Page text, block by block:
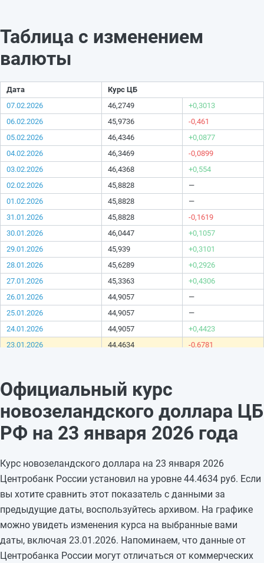
Таблица с изменением
валюты
Дата
Курс ЦБ
07.02.2026
46,2749
+0,3013
06.02.2026
45,9736
-0,461
05.02.2026
46,4346
+0,0877
04.02.2026
46,3469
-0,0899
03.02.2026
46,4368
+0,554
02.02.2026
45,8828
—
01.02.2026
45,8828
—
31.01.2026
45,8828
-0,1619
30.01.2026
46,0447
+0,1057
29.01.2026
45,939
+0,3101
28.01.2026
45,6289
+0,2926
27.01.2026
45,3363
+0,4306
26.01.2026
44,9057
—
25.01.2026
44,9057
—
24.01.2026
44,9057
+0,4423
23.01.2026
44,4634
-0,6781
20.01.2026
44,8279
19.01.2026
44,7114
—
18.01.2026
—
17.01.2026
44,7114
-0,3913
45,2775
-0,4031
11.01.2026
45,6806
—
10.01.2026
45,6806
—
Официальный курс
новозеландского доллара ЦБ
РФ на 23 января 2026 года
Курс новозеландского доллара на 23 января 2026
Центробанк России установил на уровне 44.4634 руб. Если
вы хотите сравнить этот показатель с данными за
предыдущие даты, воспользуйтесь архивом. На графике
можно увидеть изменения курса на выбранные вами
даты, включая 23.01.2026. Напоминаем, что данные от
Центробанка России могут отличаться от коммерческих